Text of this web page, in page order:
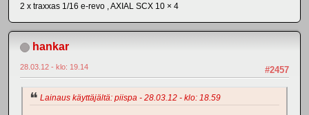
2 x traxxas 1/16 e-revo , AXIAL SCX 10 × 4
hankar
#2457
28.03.12 - klo: 19.14
Lainaus käyttäjältä: piispa - 28.03.12 - klo: 18.59